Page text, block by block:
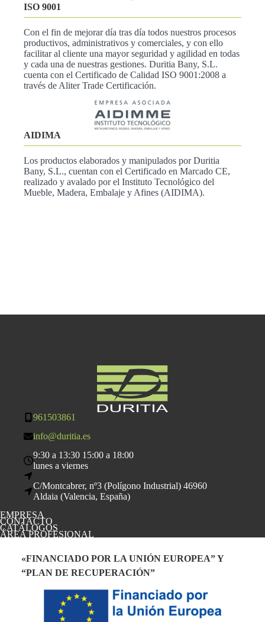
ISO 9001
Con el fin de mejorar día tras día todos nuestros procesos
productivos, administrativos y comerciales, y con ello
facilitar al cliente una mayor seguridad y agilidad en todas
y cada una de nuestras gestiones. Duritia Bany, S.L.
cuenta con el Certificado de Calidad ISO 9001:2008 a
través de Aliter Trade Certificación.
AIDIMA
Los productos elaborados y manipulados por Duritia
Bany, S.L., cuentan con el Certificado en Marcado CE,
realizado y avalado por el Instituto Tecnológico del
Mueble, Madera, Embalaje y Afines (AIDIMA).
961503861
info@duritia.es
9:30 a 13:30 15:00 a 18:00
lunes a viernes
C/Montcabrer, nº3 (Polígono Industrial) 46960
Aldaia (Valencia, España)
EMPRESA
CONTACTO
CATÁLOGOS
ÁREA PROFESIONAL
«FINANCIADO POR LA UNIÓN EUROPEA” Y
“PLAN DE RECUPERACIÓN”